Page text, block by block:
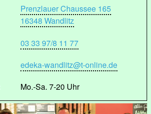
Prenzlauer Chaussee 165
16348 Wandlitz
03 33 97/8 11 77
edeka-wandlitz@t-online.de
Mo.-Sa. 7-20 Uhr